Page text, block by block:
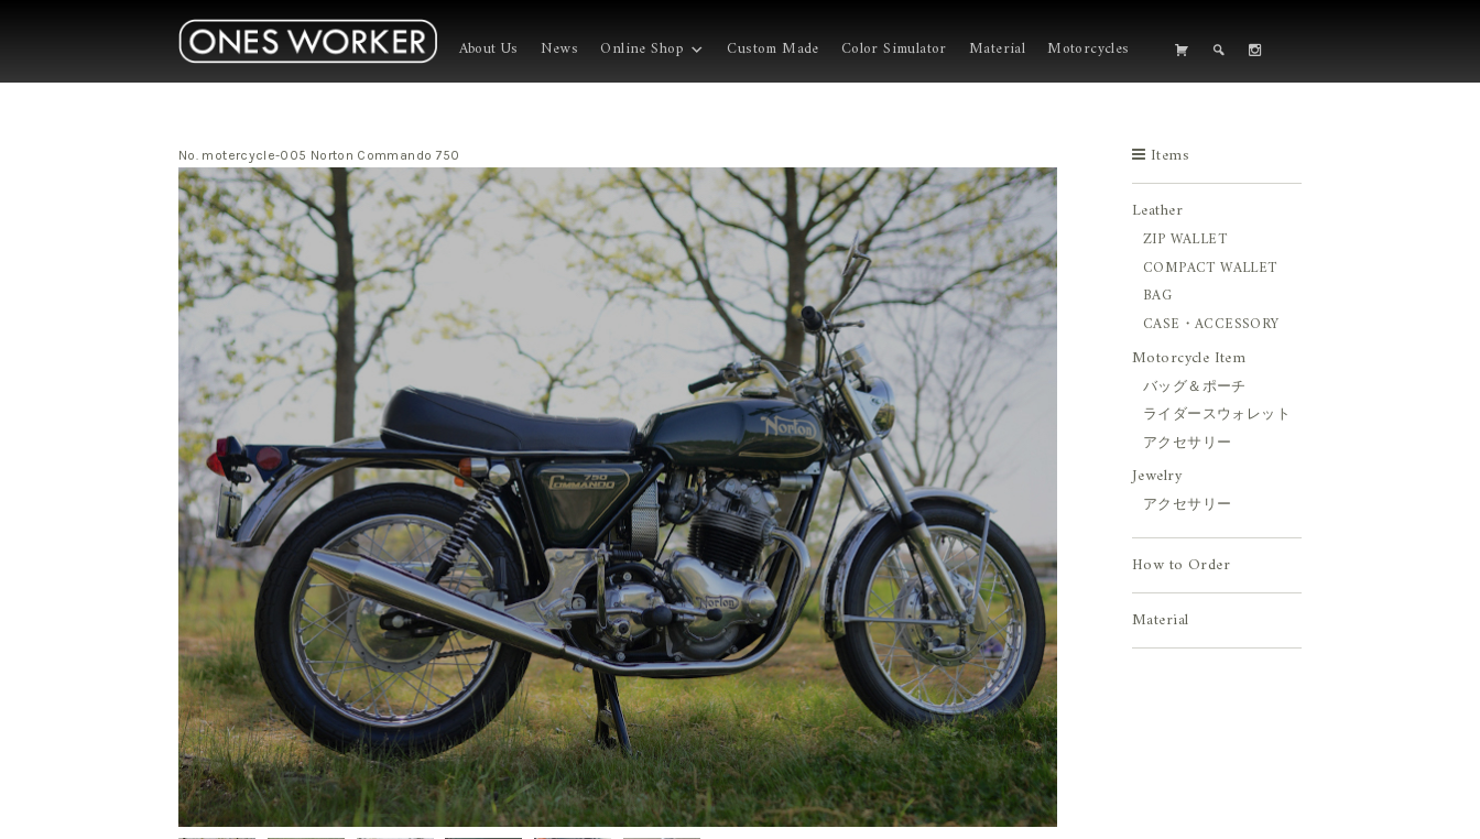
About Us News Online Shop Custom Made Color Simulator Material Motorcycles
No. motercycle-005 Norton Commando 750
Items
Leather
ZIP WALLET
COMPACT WALLET
BAG
CASE・ACCESSORY
Motorcycle Item
バッグ＆ポーチ
ライダースウォレット
アクセサリー
Jewelry
アクセサリー
How to Order
Material